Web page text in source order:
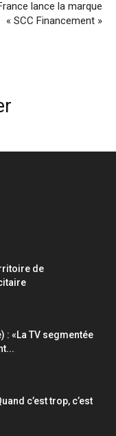
lance la marque
« SCC Financement »
de
: «La TV segmentée
c’est trop, c’est